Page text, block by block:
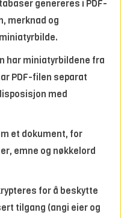
genereres i PDF-
merknad og
har miniatyrbildene fra
PDF-filen separat
med
et dokument, for
emne og nøkkelord
for å beskytte
tilgang (angi eier og